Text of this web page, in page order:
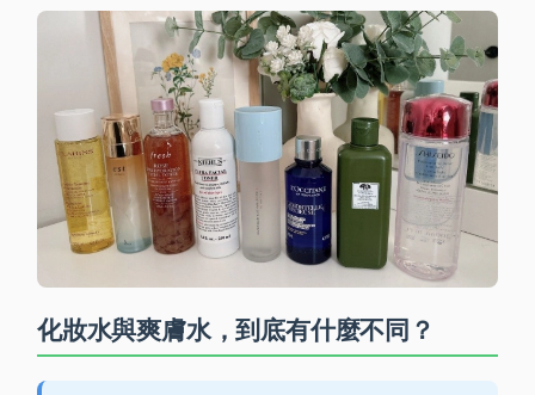
化妝水與爽膚水，到底有什麼不同？